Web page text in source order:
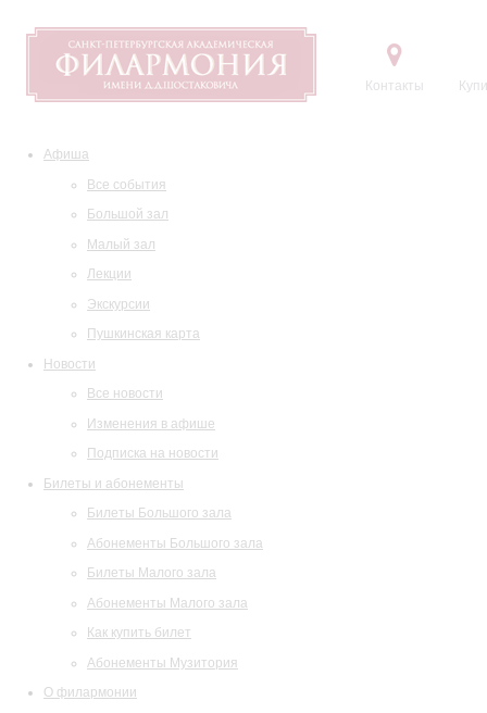
Контакты
Афиша
Все события
Большой зал
Малый зал
Лекции
Экскурсии
Пушкинская карта
Новости
Все новости
Изменения в афише
Подписка на новости
Билеты и абонементы
Билеты Большого зала
Абонементы Большого зала
Билеты Малого зала
Абонементы Малого зала
Как купить билет
Абонементы Музитория
О филармонии